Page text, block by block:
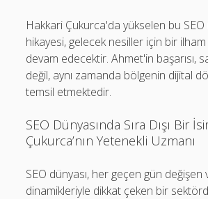
Hakkari Çukurca'da yükselen bu SEO
hikayesi, gelecek nesiller için bir ilham
devam edecektir. Ahmet'in başarısı,
değil, aynı zamanda bölgenin dijital
temsil etmektedir.
SEO Dünyasında Sıra Dışı Bir
Çukurca’nın Yetenekli Uzmanı
SEO dünyası, her geçen gün değişen
dinamikleriyle dikkat çeken bir